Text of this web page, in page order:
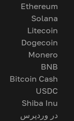
Ethereum
Solana
Litecoin
Dogecoin
Monero
BNB
Bitcoin Cash
USDC
Shiba Inu
در وردپرس